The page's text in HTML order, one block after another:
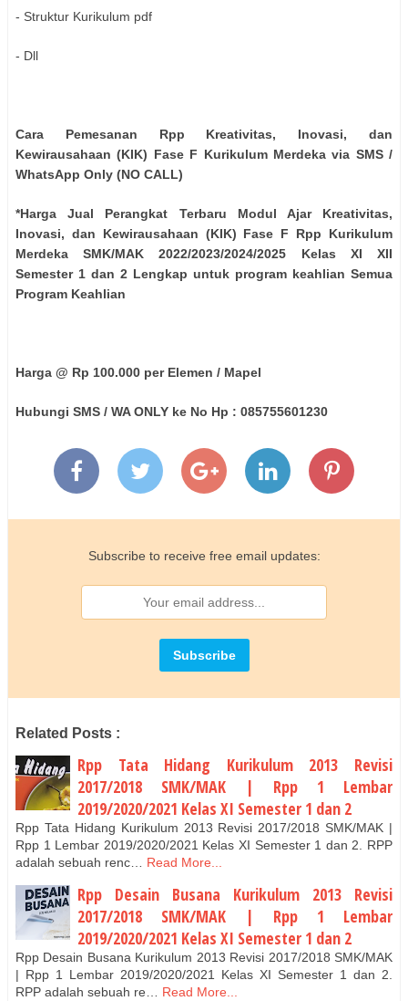
- Struktur Kurikulum pdf
- Dll
Cara Pemesanan Rpp Kreativitas, Inovasi, dan
Kewirausahaan (KIK) Fase F Kurikulum Merdeka via SMS /
WhatsApp Only (NO CALL)
*Harga Jual Perangkat Terbaru Modul Ajar Kreativitas,
Inovasi, dan Kewirausahaan (KIK) Fase F Rpp Kurikulum
Merdeka SMK/MAK 2022/2023/2024/2025 Kelas XI XII
Semester 1 dan 2 Lengkap untuk program keahlian Semua
Program Keahlian
Harga @ Rp 100.000 per Elemen / Mapel
Hubungi SMS / WA ONLY ke No Hp : 085755601230
Subscribe to receive free email updates:
Related Posts :
Rpp Tata Hidang Kurikulum 2013 Revisi
2017/2018 SMK/MAK | Rpp 1 Lembar
2019/2020/2021 Kelas XI Semester 1 dan 2
Rpp Tata Hidang Kurikulum 2013 Revisi 2017/2018 SMK/MAK |
Rpp 1 Lembar 2019/2020/2021 Kelas XI Semester 1 dan 2. RPP
adalah sebuah renc…
Read More...
Rpp Desain Busana Kurikulum 2013 Revisi
2017/2018 SMK/MAK | Rpp 1 Lembar
2019/2020/2021 Kelas XI Semester 1 dan 2
Rpp Desain Busana Kurikulum 2013 Revisi 2017/2018 SMK/MAK
| Rpp 1 Lembar 2019/2020/2021 Kelas XI Semester 1 dan 2.
RPP adalah sebuah re… Read More...